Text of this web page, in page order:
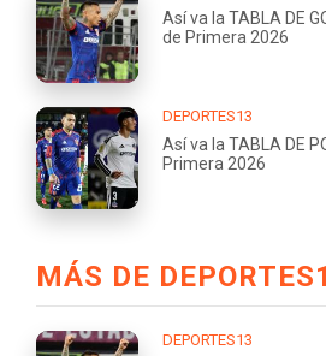
Así va la TABLA DE
de Primera 2026
DEPORTES13
Así va la TABLA DE
Primera 2026
MÁS DE
DEPORTES13